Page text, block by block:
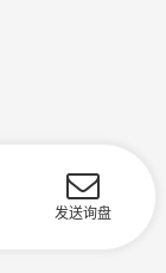
发送询盘